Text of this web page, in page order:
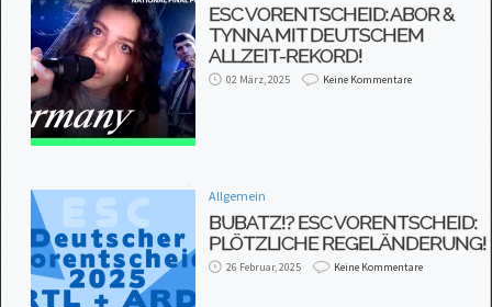
ESC VORENTSCHEID: ABOR &
TYNNA MIT DEUTSCHEM
ALLZEIT-REKORD!
02 März, 2025 Keine Kommentare
Allgemein
BUBATZ!? ESC VORENTSCHEID:
PLÖTZLICHE REGELÄNDERUNG!
26 Februar, 2025 Keine Kommentare